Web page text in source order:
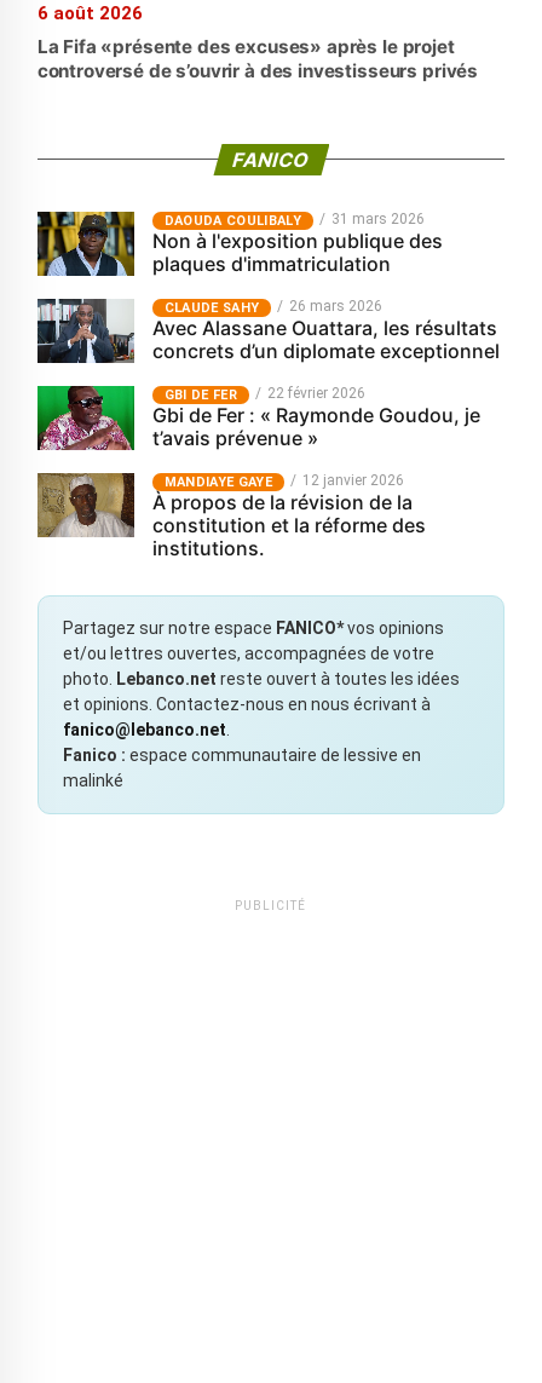
6 août 2026
La Fifa «présente des excuses» après le projet
controversé de s’ouvrir à des investisseurs privés
FANICO
‎DAOUDA COULIBALY 31 mars 2026
Non à l'exposition publique des
plaques d'immatriculation
CLAUDE SAHY 26 mars 2026
Avec Alassane Ouattara, les résultats
concrets d’un diplomate exceptionnel
GBI DE FER 22 février 2026
Gbi de Fer : « Raymonde Goudou, je
t’avais prévenue »
MANDIAYE GAYE 12 janvier 2026
À propos de la révision de la
constitution et la réforme des
institutions.
Partagez sur notre espace FANICO*vos opinions
et/ou lettres ouvertes, accompagnées de votre
photo.
Lebanco.net reste ouvert à toutes les idées
et opinions. Contactez-nous en nous écrivant à
fanico@lebanco.net
Fanico : espace communautaire de lessive en
malinké
PUBLICITÉ